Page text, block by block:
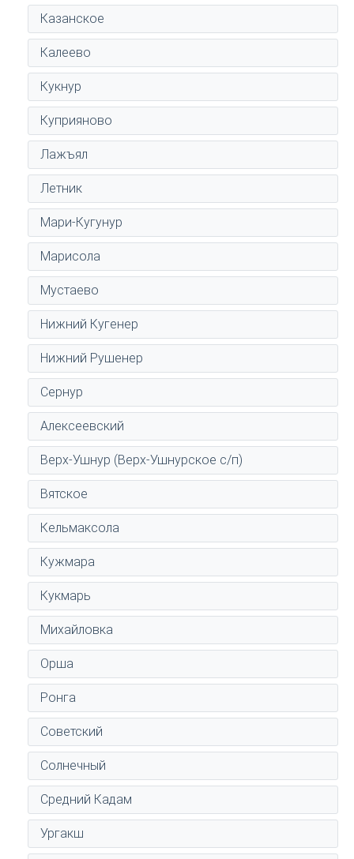
Казанское
Калеево
Кукнур
Куприяново
Лажъял
Летник
Мари-Кугунур
Марисола
Мустаево
Нижний Кугенер
Нижний Рушенер
Сернур
Алексеевский
Верх-Ушнур (Верх-Ушнурское с/п)
Вятское
Кельмаксола
Кужмара
Кукмарь
Михайловка
Орша
Ронга
Советский
Солнечный
Средний Кадам
Ургакш